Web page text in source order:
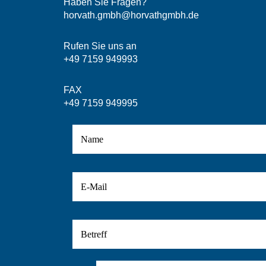
horvath.gmbh@horvathgmbh.de
Rufen Sie uns an
+49 7159 949993
FAX
+49 7159 949995